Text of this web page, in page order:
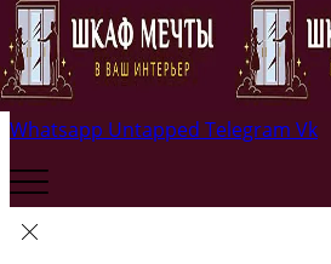
Whatsapp Untapped Telegram Vk